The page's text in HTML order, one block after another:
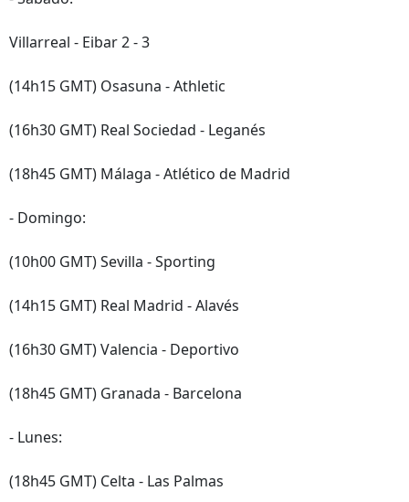
Villarreal - Eibar 2 - 3
(14h15 GMT) Osasuna - Athletic
(16h30 GMT) Real Sociedad - Leganés
(18h45 GMT) Málaga - Atlético de Madrid
- Domingo:
(10h00 GMT) Sevilla - Sporting
(14h15 GMT) Real Madrid - Alavés
(16h30 GMT) Valencia - Deportivo
(18h45 GMT) Granada - Barcelona
- Lunes:
(18h45 GMT) Celta - Las Palmas